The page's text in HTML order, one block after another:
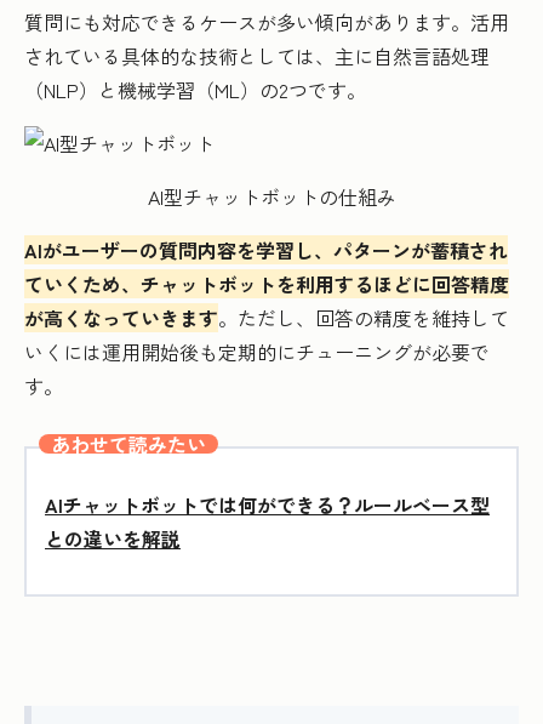
質問にも対応できるケースが多い傾向があります。活用
されている具体的な技術としては、主に自然言語処理
（NLP）と機械学習（ML）の2つです。
AI型チャットボットの仕組み
AIがユーザーの質問内容を学習し、パターンが蓄積され
ていくため、チャットボットを利用するほどに回答精度
が高くなっていきます。ただし、回答の精度を維持して
いくには運用開始後も定期的にチューニングが必要で
す。
あわせて読みたい
AIチャットボットでは何ができる？ルールベース型
との違いを解説